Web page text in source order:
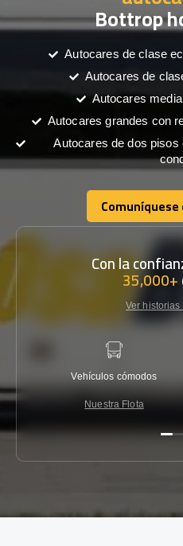
Bottrop
Autocares de clase
Autocares de
Autocares
Autocares grandes con
Autocares de dos
Con la
35,000+
Ver
Vehículos cómodos
Nuestra Flota